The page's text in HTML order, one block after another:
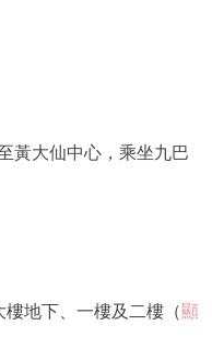
黃大仙中心，乘坐九巴
地下、一樓及二樓（顯